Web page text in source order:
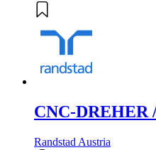
CNC-DREHER
Randstad Austria